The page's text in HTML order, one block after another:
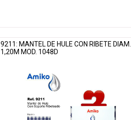
9211: MANTEL DE HULE CON RIBETE DIAM.
1,20M MOD. 1048D